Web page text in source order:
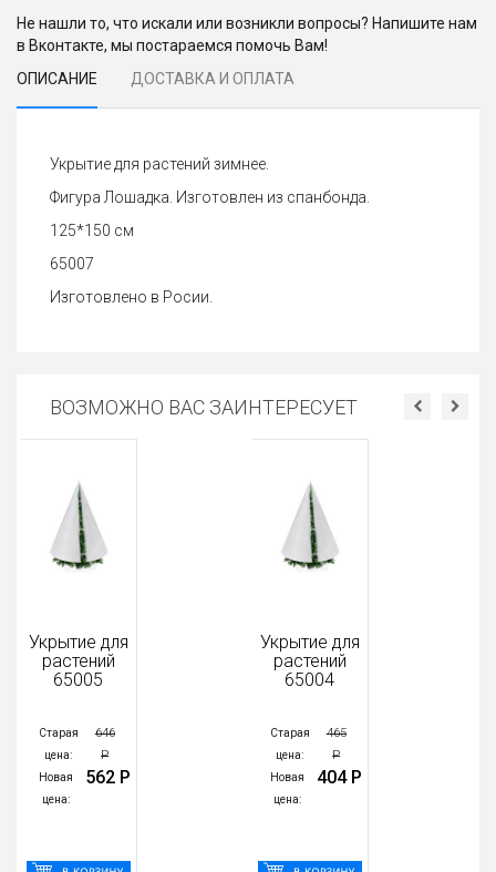
Не нашли то, что искали или возникли вопросы? Напишите нам
в Вконтакте, мы постараемся помочь Вам!
ОПИСАНИЕ
ДОСТАВКА И ОПЛАТА
Укрытие для растений зимнее.
Фигура Лошадка. Изготовлен из спанбонда.
125*150 см
65007
Изготовлено в Росии.
ВОЗМОЖНО ВАС ЗАИНТЕРЕСУЕТ
Укрытие для
растений
65005
Старая
цена:
646
Р
Новая
цена:
562 Р
Укрытие для
растений
65004
Старая
цена:
465
Р
Новая
цена:
404 Р